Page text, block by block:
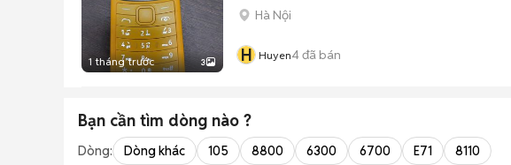
1 tháng trước 3
Hà Nội
H Huyen4đã bán
Bạn cần tìm dòng nào ?
Dòng: Dòng khác 105 8800 6300 6700 E71 8110